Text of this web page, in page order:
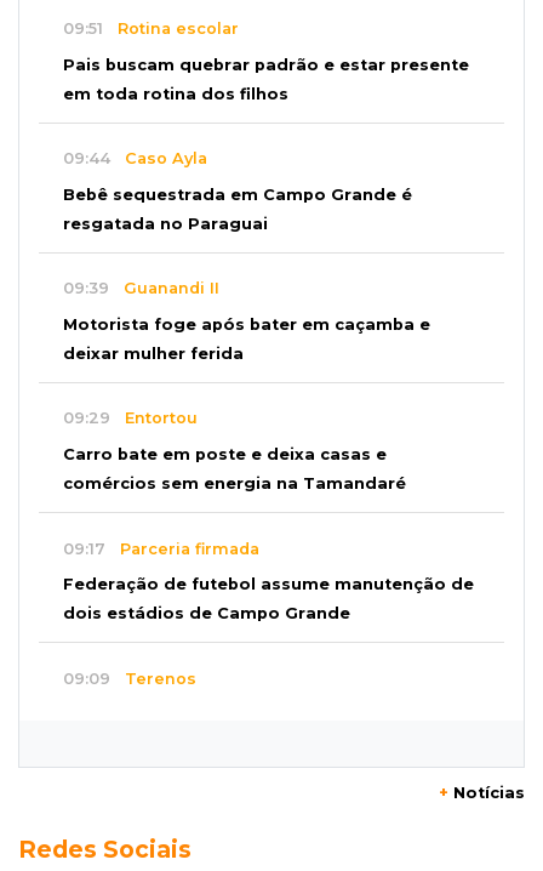
09:51 Rotina escolar
Pais buscam quebrar padrão e estar presente
em toda rotina dos filhos
09:44 Caso Ayla
Bebê sequestrada em Campo Grande é
resgatada no Paraguai
09:39 Guanandi II
Motorista foge após bater em caçamba e
deixar mulher ferida
09:29 Entortou
Carro bate em poste e deixa casas e
comércios sem energia na Tamandaré
09:17 Parceria firmada
Federação de futebol assume manutenção de
dois estádios de Campo Grande
09:09 Terenos
Discussão termina com homem morto a socos
+ Notícias
Redes Sociais